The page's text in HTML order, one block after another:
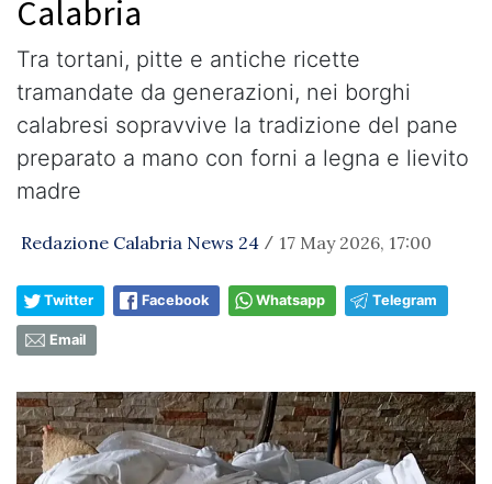
Calabria
Tra tortani, pitte e antiche ricette
tramandate da generazioni, nei borghi
calabresi sopravvive la tradizione del pane
preparato a mano con forni a legna e lievito
madre
Redazione Calabria News 24 / 17 May 2026, 17:00
Twitter Facebook Whatsapp Telegram
Email